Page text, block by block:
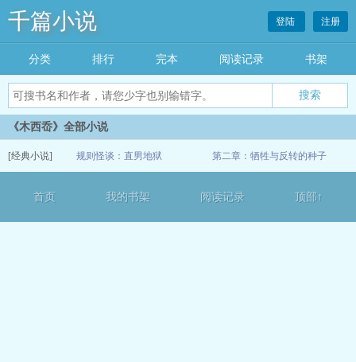
千篇小说 登陆 注册
分类 排行 完本 阅读记录 书架
《木西岙》全部小说
[经典小说] 规则怪谈：直男地狱 第二章：牺牲与反转的种子
首页 我的书架 阅读记录 顶部↑